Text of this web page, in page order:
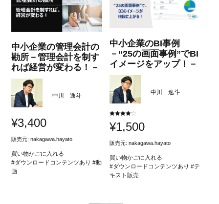
中小企業の管理会計の
勘所－管理会計を制す
れば経営が変わる！－
中川 逸斗
¥3,400
販売元: nakagawa.hayato
買い物かごに入れる
#ダウンロードコンテンツあり #動
画
中小企業のBI事例
－“25の画面事例”でBI
イメージをアップ！－
中川 逸斗
4.00
の評価
¥1,500
販売元:nakagawa.hayato
買い物かごに入れる
#ダウンロードコンテンツあり #テ
キスト販売